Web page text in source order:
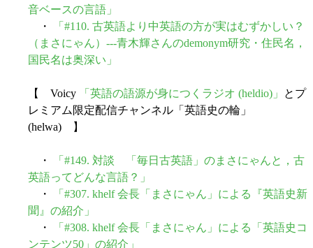
音ベースの言語」
・
「#110. 古英語より中英語の方が実はむずかしい？
（まさにゃん）---青木輝さんのdemonym研究・住民名，
国民名は奥深い」
【 Voicy 「英語の語源が身につくラジオ (heldio)」
とプ
レミアム限定配信チャンネル「英語史の輪」
(helwa) 】
・
「#149. 対談 「毎日古英語」のまさにゃんと，古
英語ってどんな言語？」
・
「#307. khelf 会長「まさにゃん」による『英語史新
聞』の紹介」
・
「#308. khelf 会長「まさにゃん」による「英語史コ
ンテンツ50」の紹介」